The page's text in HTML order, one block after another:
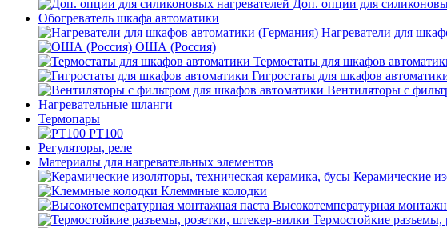
Доп. опции для
Обогреватель шкафа автоматики
Нагреватели для
ОША (Россия)
Термостаты для шкафов
Гигростаты для шкафов
Вентиляторы с
Нагревательные шланги
Термопары
PT100
Регуляторы, реле
Материалы для нагревательных элементов
Керамические
Клеммные колодки
Высокотемпературная
Термостойкие разъемы,